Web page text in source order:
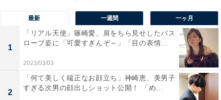
最新 一週間 一ヶ月
1
「リアル天使」篠崎愛、肩をちら見せしたバス
ローブ姿に「可愛すぎんぞ～」「目の表情...
2023/03/03
2
「何て美しく端正なお顔立ち」神崎恵、美男子
すぎる次男の顔出しショット公開！ 「め...